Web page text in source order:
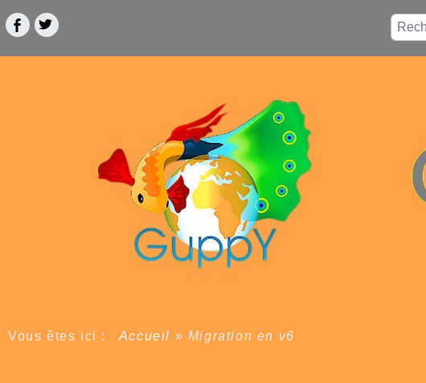
Vous êtes ici : Accueil » Migration en v6